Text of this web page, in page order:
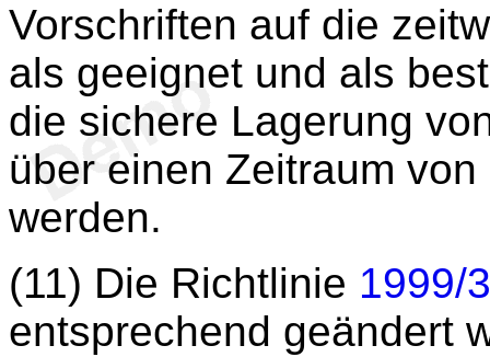
Vorschriften auf die
als geeignet und als
die sichere Lagerung
über einen Zeitraum
werden.
(11) Die Richtlinie 1999/
entsprechend geändert